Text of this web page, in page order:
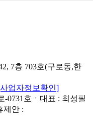
7층 703호(구로동,한
업자정보확인]
-0731호ㆍ대표 : 최성필
제안 :